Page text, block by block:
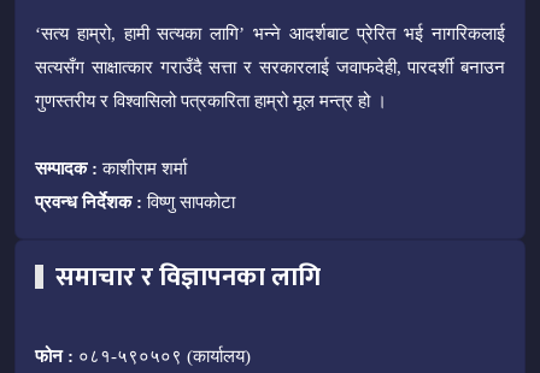
‘सत्य हाम्रो, हामी सत्यका लागि’ भन्ने आदर्शबाट प्रेरित भई नागरिकलाई
सत्यसँग साक्षात्कार गराउँदै सत्ता र सरकारलाई जवाफदेही, पारदर्शी बनाउन
गुणस्तरीय र विश्वासिलो पत्रकारिता हाम्रो मूल मन्त्र हो ।
सम्पादक : काशीराम शर्मा
प्रवन्ध निर्देशक : विष्णु सापकोटा
समाचार र विज्ञापनका लागि
फोन : ०८१-५९०५०९ (कार्यालय)